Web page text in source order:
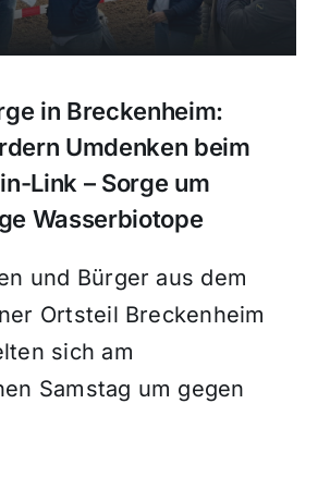
in Breckenheim:
Umdenken beim
Link – Sorge um
Wasserbiotope
und Bürger aus dem
Ortsteil Breckenheim
sich am
Samstag um gegen